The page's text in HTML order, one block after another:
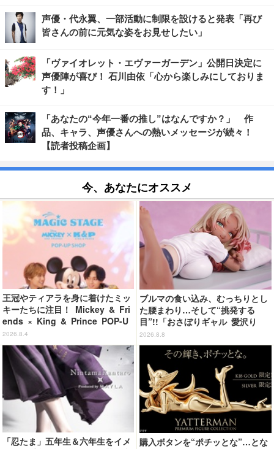
声優・代永翼、一部活動に制限を設けると発表「再び
皆さんの前に元気な姿をお見せしたい」
「ヴァイオレット・エヴァーガーデン」公開日決定に
声優陣が喜び！ 石川由依「心から楽しみにしておりま
す！」
「あなたの“今年一番の推し”はなんですか？」 作
品、キャラ、声優さんへの熱いメッセージが続々！
【読者投稿企画】
今、あなたにオススメ
王冠やティアラを身に着けたミッ
キーたちに注目！ Mickey & Fri
ends × King & Prince POP-U
P SHOP「MAGIC STAGE」に新
商品登場
2026.8.4
ブルマの食い込み、むっちりとし
た腰まわり…そして“挑発する
目”!!「おさぼりギャル 愛沢り
さ」フィギュアで新登場
2026.8.8
「忍たま」五年生＆六年生をイメ
購入ボタンを“ポチッとな”…とな